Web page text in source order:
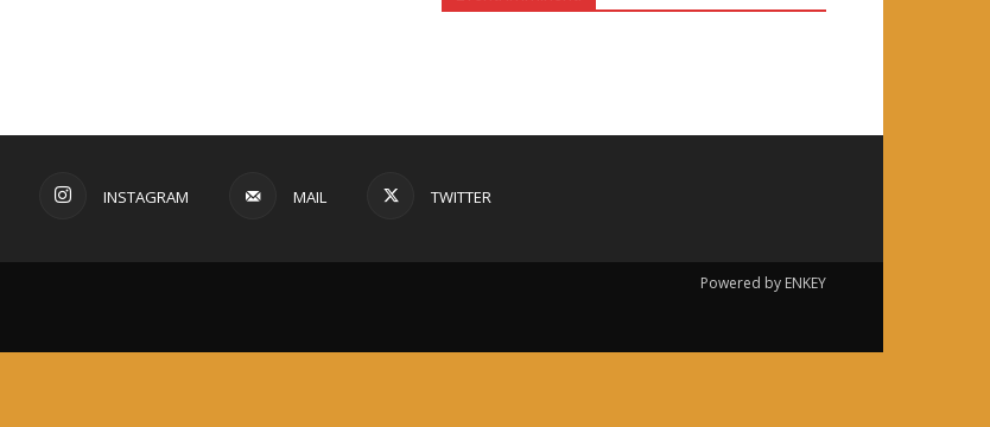
INSTAGRAM MAIL TWITTER
Powered by ENKEY